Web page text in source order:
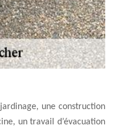
une construction
un travail d’évacuation